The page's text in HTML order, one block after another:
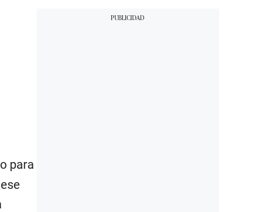
para